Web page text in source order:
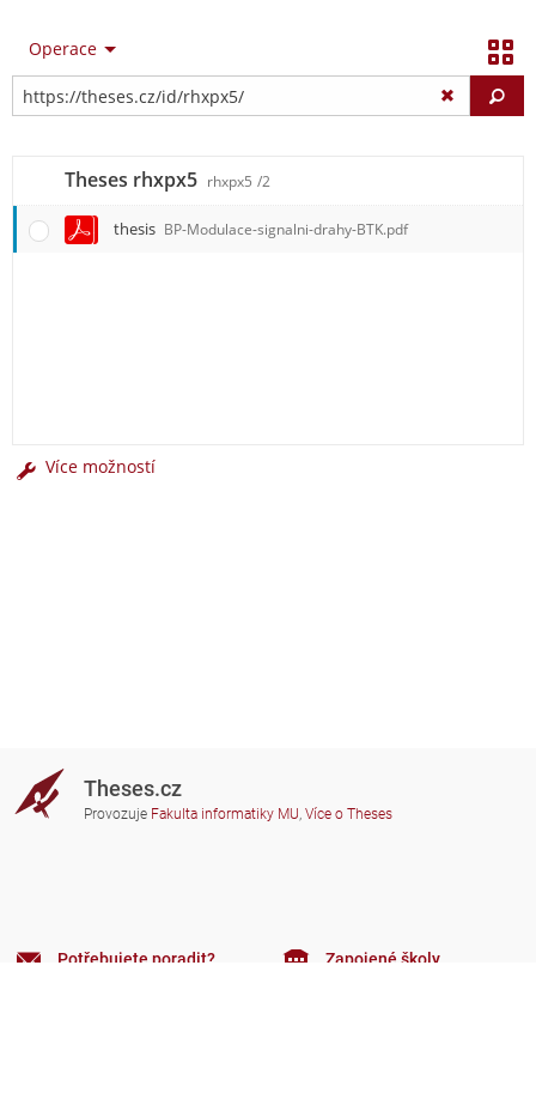
Operace
Theses rhxpx5 rhxpx5 /2
thesis BP-Modulace-signalni-drahy-BTK.pdf
Více možností
Theses.cz
Provozuje Fakulta informatiky MU, Více o Theses
Potřebujete poradit? Zapojené školy